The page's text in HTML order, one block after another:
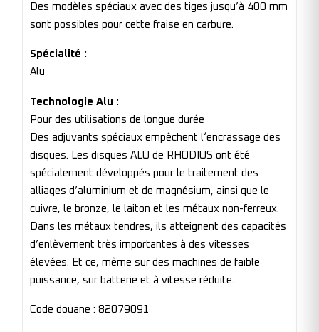
Des modèles spéciaux avec des tiges jusqu’à 400 mm
sont possibles pour cette fraise en carbure.
Spécialité :
Alu
Technologie Alu :
Pour des utilisations de longue durée
Des adjuvants spéciaux empêchent l‘encrassage des
disques. Les disques ALU de RHODIUS ont été
spécialement développés pour le traitement des
alliages d’aluminium et de magnésium, ainsi que le
cuivre, le bronze, le laiton et les métaux non-ferreux.
Dans les métaux tendres, ils atteignent des capacités
d’enlèvement très importantes à des vitesses
élevées. Et ce, même sur des machines de faible
puissance, sur batterie et à vitesse réduite.
Code douane : 82079091